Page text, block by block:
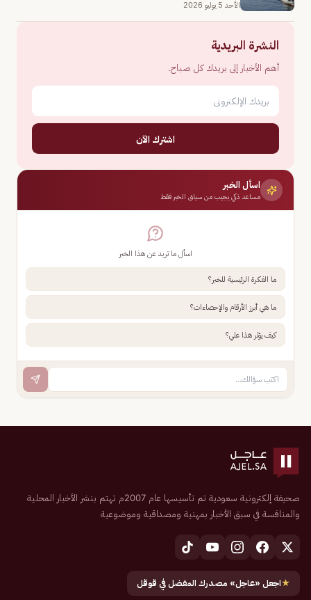
الأحد 5 يوليو 2026
النشرة البريدية
أهم الأخبار إلى بريدك كل صباح.
اشترك الآن
اسأل الخبر
مساعد ذكي يجيب من سياق الخبر فقط
اسأل ما تريد عن هذا الخبر
ما الفكرة الرئيسية للخبر؟
ما هي أبرز الأرقام والإحصاءات؟
كيف يؤثر هذا علي؟
صحيفة إلكترونية سعودية تم تأسيسها عام 2007م تهتم بنشر الأخبار المحلية
والمنافسة في سبق الأخبار بمهنية ومصداقية وموضوعية
★اجعل «عاجل» مصدرك المفضل في قوقل